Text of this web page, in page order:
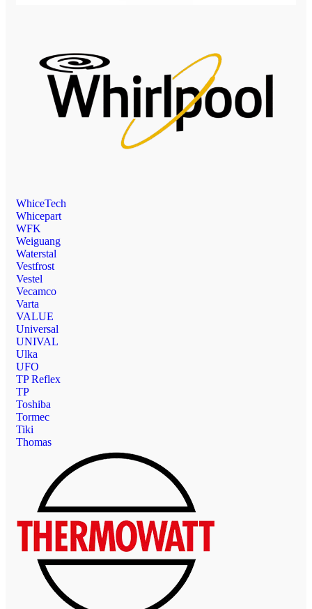
WhiceTech
Whicepart
WFK
Weiguang
Waterstal
Vestfrost
Vestel
Vecamco
Varta
VALUE
Universal
UNIVAL
Ulka
UFO
TP Reflex
TP
Toshiba
Tormec
Tiki
Thomas